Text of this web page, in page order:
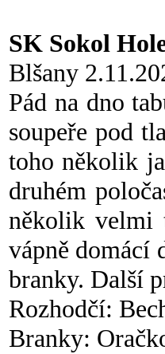
SK Sokol
Blšany
Pád na dno
soupeře pod
toho několik
druhém
několik velmi
vápně domácí
branky. Další
Rozhodčí:
Branky: